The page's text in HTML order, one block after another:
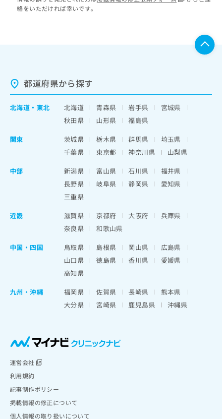
絡をいただければ幸いです。
都道府県から探す
北海道 ・ 東北 北海道 青森県 岩手県
宮城県
秋田県
山形県
福島県
関東
茨城県 栃木県 群馬県
埼玉県
千葉県
東京都 神奈川県
山梨県
中部
新潟県 富山県 石川県
福井県
長野県
岐阜県 静岡県
愛知県
三重県
近畿
滋賀県 京都府 大阪府
兵庫県
奈良県
和歌山県
中国・四国
鳥取県 島根県 岡山県
広島県
山口県
徳島県 香川県
愛媛県
高知県
九州・沖縄
福岡県 佐賀県 長崎県
熊本県
大分県
宮崎県 鹿児島県 沖縄県
運営会社
利用規約
記事制作ポリシー
掲載情報の修正について
個人情報の取り扱いについて